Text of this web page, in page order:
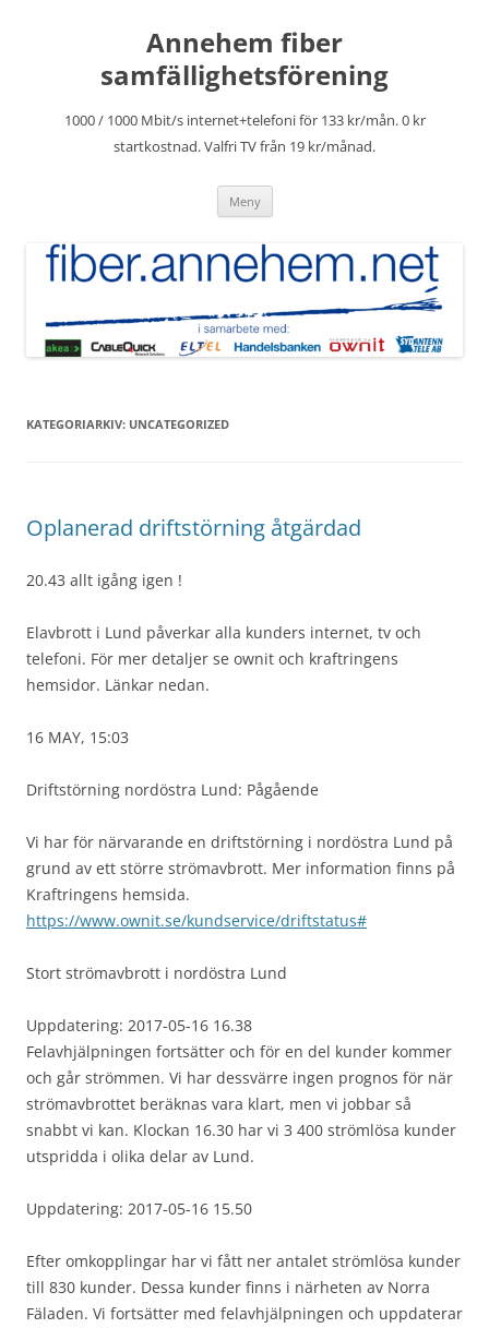
Annehem fiber
samfällighetsförening
1000 / 1000 Mbit/s internet+telefoni för 133 kr/mån. 0 kr
startkostnad. Valfri TV från 19 kr/månad.
Meny
KATEGORIARKIV: UNCATEGORIZED
Oplanerad driftstörning åtgärdad
20.43 allt igång igen !
Elavbrott i Lund påverkar alla kunders internet, tv och
telefoni. För mer detaljer se ownit och kraftringens
hemsidor. Länkar nedan.
16 MAY, 15:03
Driftstörning nordöstra Lund: Pågående
Vi har för närvarande en driftstörning i nordöstra Lund på
grund av ett större strömavbrott. Mer information finns på
Kraftringens hemsida.
https://www.ownit.se/kundservice/driftstatus#
Stort strömavbrott i nordöstra Lund
Uppdatering: 2017-05-16 16.38
Felavhjälpningen fortsätter och för en del kunder kommer
och går strömmen. Vi har dessvärre ingen prognos för när
strömavbrottet beräknas vara klart, men vi jobbar så
snabbt vi kan. Klockan 16.30 har vi 3 400 strömlösa kunder
utspridda i olika delar av Lund.
Uppdatering: 2017-05-16 15.50
Efter omkopplingar har vi fått ner antalet strömlösa kunder
till 830 kunder. Dessa kunder finns i närheten av Norra
Fäladen. Vi fortsätter med felavhjälpningen och uppdaterar